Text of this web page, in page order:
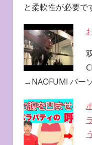
と柔軟性が必要
→NAOFUMI パー
う